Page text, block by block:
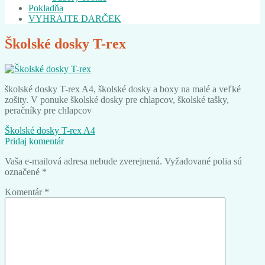
Pokladňa
VYHRAJTE DARČEK
Školské dosky T-rex
školské dosky T-rex A4, školské dosky a boxy na malé a veľké
zošity. V ponuke školské dosky pre chlapcov, školské tašky,
peračníky pre chlapcov
Navigácia
v
článku
Predchádzajúci
článok:
Školské dosky T-rex A4
Pridaj komentár
Vaša e-mailová adresa nebude zverejnená. Vyžadované polia sú
označené *
Komentár *